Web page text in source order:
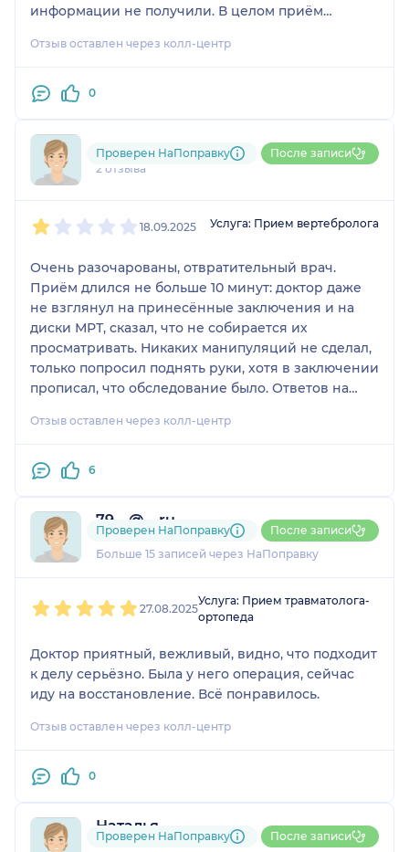
информации не получили. В целом приём
Отзыв оставлен через колл-центр
0
792....@....ru
2 отзыва
Проверен НаПоправку После записи
18.09.2025 Услуга: Прием вертебролога
Очень разочарованы, отвратительный врач.
Приём длился не больше 10 минут: доктор даже
не взглянул на принесённые заключения и на
диски МРТ, сказал, что не собирается их
просматривать. Никаких манипуляций не сделал,
только попросил поднять руки, хотя в заключении
прописал, что обследование было. Ответов на
формальное, без участия. Мы ехали к нему
многочисленные положительные отзывы. Такого
обескуражена! Приём не стоил таких денег!
Отзыв оставлен через колл-центр
6
79....@....ru
3 отзыва
Больше 15 записей через НаПоправку
Проверен НаПоправку После записи
27.08.2025
Услуга: Прием травматолога-
ортопеда
Доктор приятный, вежливый, видно, что подходит
к делу серьёзно. Была у него операция, сейчас
иду на восстановление. Всё понравилось.
Отзыв оставлен через колл-центр
0
Наталья
2 отзыва
Проверен НаПоправку После записи